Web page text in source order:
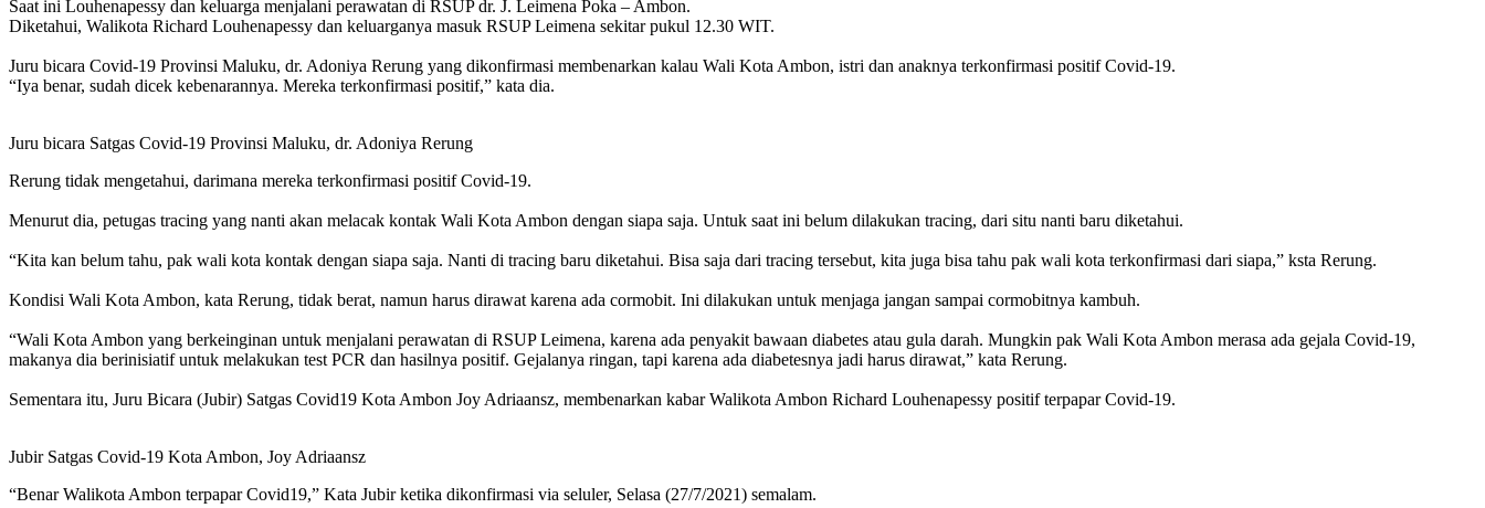
Saat ini Louhenapessy dan keluarga menjalani perawatan di RSUP dr. J. Leimena Poka – Ambon.
Diketahui, Walikota Richard Louhenapessy dan keluarganya masuk RSUP Leimena sekitar pukul 12.30 WIT.
Juru bicara Covid-19 Provinsi Maluku, dr. Adoniya Rerung yang dikonfirmasi membenarkan kalau Wali Kota Ambon, istri dan anaknya terkonfirmasi positif Covid-19.
“Iya benar, sudah dicek kebenarannya. Mereka terkonfirmasi positif,” kata dia.
Juru bicara Satgas Covid-19 Provinsi Maluku, dr. Adoniya Rerung
Rerung tidak mengetahui, darimana mereka terkonfirmasi positif Covid-19.
Menurut dia, petugas tracing yang nanti akan melacak kontak Wali Kota Ambon dengan siapa saja. Untuk saat ini belum dilakukan tracing, dari situ nanti baru diketahui.
“Kita kan belum tahu, pak wali kota kontak dengan siapa saja. Nanti di tracing baru diketahui. Bisa saja dari tracing tersebut, kita juga bisa tahu pak wali kota terkonfirmasi dari siapa,” ksta Rerung.
Kondisi Wali Kota Ambon, kata Rerung, tidak berat, namun harus dirawat karena ada cormobit. Ini dilakukan untuk menjaga jangan sampai cormobitnya kambuh.
“Wali Kota Ambon yang berkeinginan untuk menjalani perawatan di RSUP Leimena, karena ada penyakit bawaan diabetes atau gula darah. Mungkin pak Wali Kota Ambon merasa ada gejala Covid-19,
makanya dia berinisiatif untuk melakukan test PCR dan hasilnya positif. Gejalanya ringan, tapi karena ada diabetesnya jadi harus dirawat,” kata Rerung.
Sementara itu, Juru Bicara (Jubir) Satgas Covid19 Kota Ambon Joy Adriaansz, membenarkan kabar Walikota Ambon Richard Louhenapessy positif terpapar Covid-19.
Jubir Satgas Covid-19 Kota Ambon, Joy Adriaansz
“Benar Walikota Ambon terpapar Covid19,” Kata Jubir ketika dikonfirmasi via seluler, Selasa (27/7/2021) semalam.